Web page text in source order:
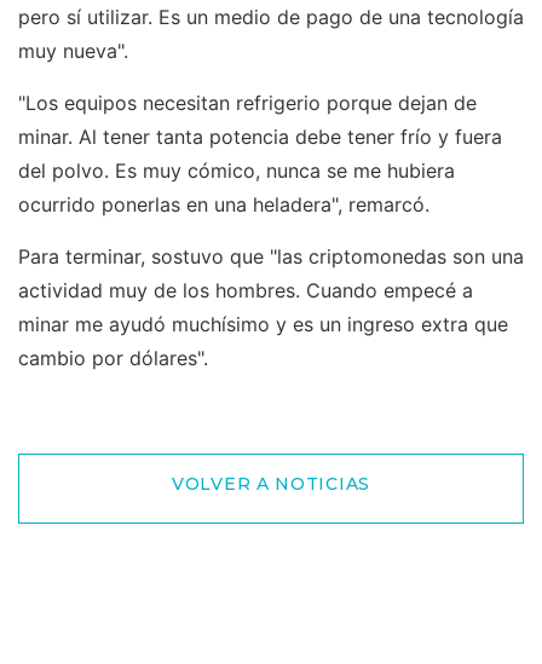
pero sí utilizar. Es un medio de pago de una tecnología
muy nueva".
"Los equipos necesitan refrigerio porque dejan de
minar. Al tener tanta potencia debe tener frío y fuera
del polvo. Es muy cómico, nunca se me hubiera
ocurrido ponerlas en una heladera", remarcó.
Para terminar, sostuvo que "las criptomonedas son una
actividad muy de los hombres. Cuando empecé a
minar me ayudó muchísimo y es un ingreso extra que
cambio por dólares".
VOLVER A NOTICIAS